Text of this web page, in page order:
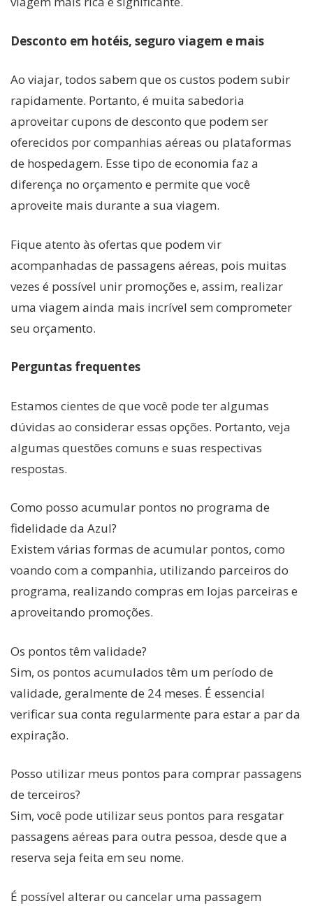
Desconto em hotéis, seguro viagem e mais
Ao viajar, todos sabem que os custos podem subir
rapidamente. Portanto, é muita sabedoria
aproveitar cupons de desconto que podem ser
oferecidos por companhias aéreas ou plataformas
de hospedagem. Esse tipo de economia faz a
diferença no orçamento e permite que você
aproveite mais durante a sua viagem.
Fique atento às ofertas que podem vir
acompanhadas de passagens aéreas, pois muitas
vezes é possível unir promoções e, assim, realizar
uma viagem ainda mais incrível sem comprometer
seu orçamento.
Perguntas frequentes
Estamos cientes de que você pode ter algumas
dúvidas ao considerar essas opções. Portanto, veja
algumas questões comuns e suas respectivas
respostas.
Como posso acumular pontos no programa de
fidelidade da Azul?
Existem várias formas de acumular pontos, como
voando com a companhia, utilizando parceiros do
programa, realizando compras em lojas parceiras e
aproveitando promoções.
Os pontos têm validade?
Sim, os pontos acumulados têm um período de
validade, geralmente de 24 meses. É essencial
verificar sua conta regularmente para estar a par da
expiração.
Posso utilizar meus pontos para comprar passagens
de terceiros?
Sim, você pode utilizar seus pontos para resgatar
passagens aéreas para outra pessoa, desde que a
reserva seja feita em seu nome.
É possível alterar ou cancelar uma passagem